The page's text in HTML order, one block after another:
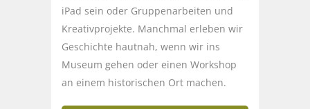
iPad sein oder Gruppenarbeiten und
Kreativprojekte. Manchmal erleben wir
Geschichte hautnah, wenn wir ins
Museum gehen oder einen Workshop
an einem historischen Ort machen.